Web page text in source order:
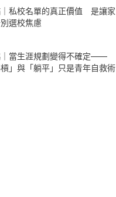
私校名單的真正價值 是讓家
選校焦慮
當生涯規劃變得不確定——
槓」與「躺平」只是青年自救術